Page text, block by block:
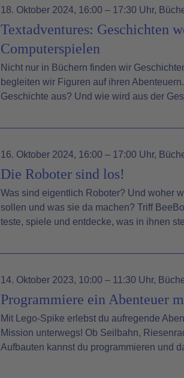
18. Oktober 2024, 16:00 – 17:30 Uhr,
Textadventures: Geschichten
Computerspielen
Nicht nur in Büchern finden wir
begleiten wir Figuren auf ihren
Geschichte aus? Und wie wird aus der
16. Oktober 2024, 16:00 – 17:00 Uhr,
Die Roboter sind los!
Was sind eigentlich Roboter? Und woher
sollen und was sie da machen? Triff
teste, spiele und entdecke, was in ihnen
14. Oktober 2023, 10:00 – 11:30 Uhr,
Programmiere ein Abenteuer
Mit Lego-Spike erlebst du aufregende
Mission unterwegs! Ob Seilbahn,
Aufbauten kannst du programmieren und